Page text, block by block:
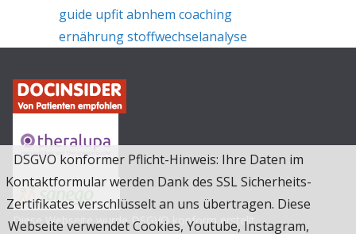
Diese Webseite wurde DSGVOkonform erstellt.
DSGVO konformer Pflicht-Hinweis: Ihre Daten im
Kontaktformular werden Dank des SSL Sicherheits-
Zertifikates verschlüsselt an uns übertragen. Diese
Webseite verwendet Cookies, Youtube, Instagram,